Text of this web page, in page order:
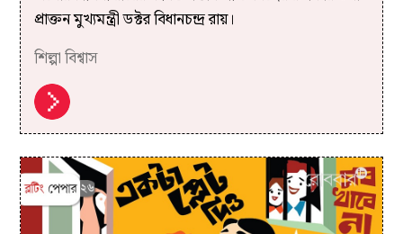
প্রাক্তন মুখ্যমন্ত্রী ডক্টর বিধানচন্দ্র রায়।
শিল্পা বিশ্বাস